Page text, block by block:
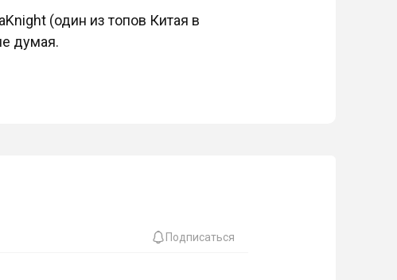
(один из топов Китая в
думая.
Подписаться